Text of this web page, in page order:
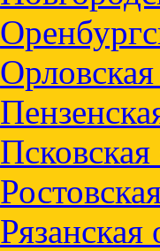
Орловская
Псковская
Рязанская